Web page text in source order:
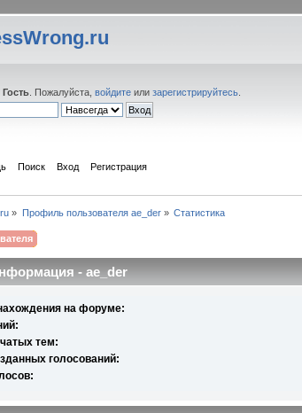
Гость . Пожалуйста,войдите илизарегистрируйтесь
Поиск Вход Регистрация
» Профиль пользователя ae_der» Статистика
- ae_der
на форуме:
тем:
голосований: